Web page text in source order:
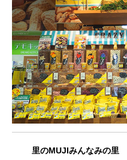
里のMUJIみんなみの里